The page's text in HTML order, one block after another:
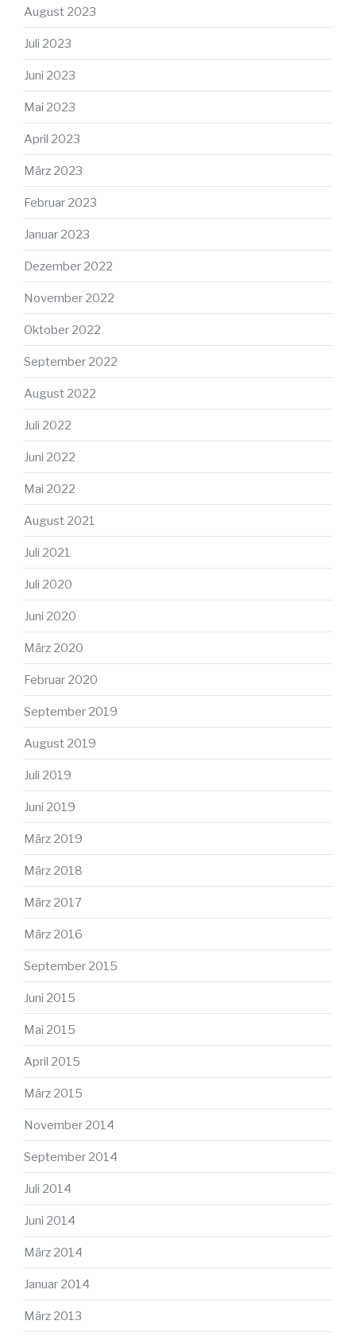
August 2023
Juli 2023
Juni 2023
Mai 2023
April 2023
März 2023
Februar 2023
Januar 2023
Dezember 2022
November 2022
Oktober 2022
September 2022
August 2022
Juli 2022
Juni 2022
Mai 2022
August 2021
Juli 2021
Juli 2020
Juni 2020
März 2020
Februar 2020
September 2019
August 2019
Juli 2019
Juni 2019
März 2019
März 2018
März 2017
März 2016
September 2015
Juni 2015
Mai 2015
April 2015
März 2015
November 2014
September 2014
Juli 2014
Juni 2014
März 2014
Januar 2014
März 2013